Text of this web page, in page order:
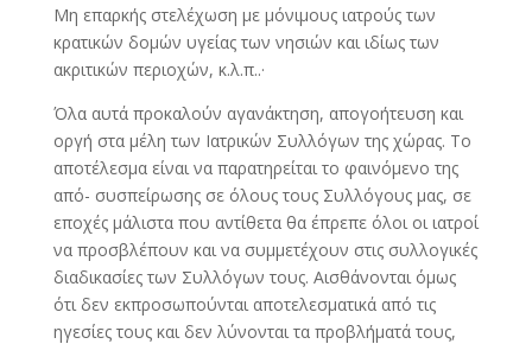
Μη επαρκής στελέχωση με μόνιμους ιατρούς των
κρατικών δομών υγείας των νησιών και ιδίως των
ακριτικών περιοχών, κ.λ.π..·
Όλα αυτά προκαλούν αγανάκτηση, απογοήτευση και
οργή στα μέλη των Ιατρικών Συλλόγων της χώρας. Το
αποτέλεσμα είναι να παρατηρείται το φαινόμενο της
από- συσπείρωσης σε όλους τους Συλλόγους μας, σε
εποχές μάλιστα που αντίθετα θα έπρεπε όλοι οι ιατροί
να προσβλέπουν και να συμμετέχουν στις συλλογικές
διαδικασίες των Συλλόγων τους. Αισθάνονται όμως
ότι δεν εκπροσωπούνται αποτελεσματικά από τις
ηγεσίες τους και δεν λύνονται τα προβλήματά τους,